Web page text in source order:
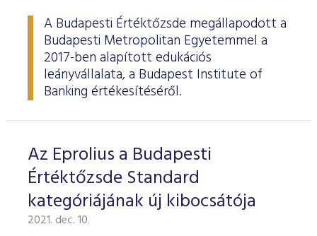
ESG Útmutató
A Budapesti Értéktőzsde megállapodott a
Budapesti Metropolitan Egyetemmel a
2017-ben alapított edukációs
leányvállalata, a Budapest Institute of
Banking értékesítéséről.
Az Eprolius a Budapesti
Értéktőzsde Standard
kategóriájának új kibocsátója
2021. dec. 10.